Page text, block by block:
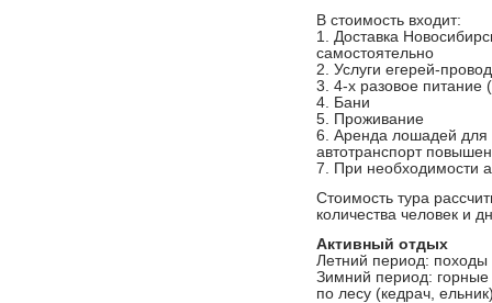
В стоимость входит:
1. Доставка
самостоятельно
2. Услуги егерей-
3. 4-х разовое питание
4. Бани
5. Проживание
6. Аренда лошадей для
автотранспорт
7. При необходимости
Стоимость тура
количества человек и
Активный отдых
Летний период: походы
Зимний период:
по лесу (кедрач,